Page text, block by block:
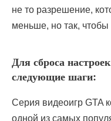
не то разрешение,
меньше, но так,
Для сброса
следующие шаги:
Серия видеоигр GTA
одной из самых